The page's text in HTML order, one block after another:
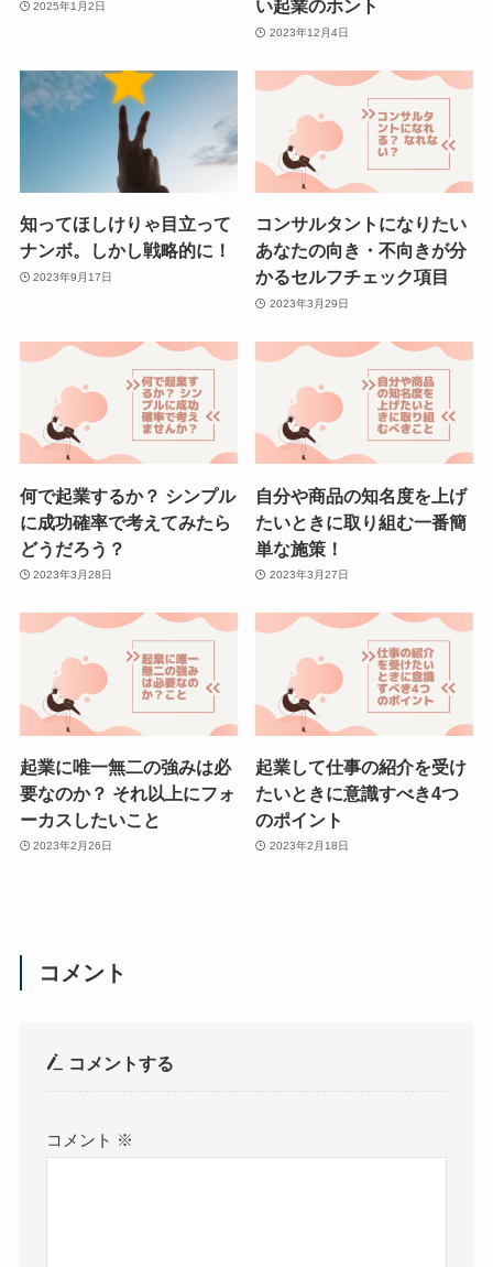
2025年1月2日
い起業のホント
2023年12月4日
知ってほしけりゃ目立って
ナンボ。しかし戦略的に！
2023年9月17日
コンサルタントになりたい
あなたの向き・不向きが分
かるセルフチェック項目
2023年3月29日
何で起業するか？ シンプル
に成功確率で考えてみたら
どうだろう？
2023年3月28日
自分や商品の知名度を上げ
たいときに取り組む一番簡
単な施策！
2023年3月27日
起業に唯一無二の強みは必
要なのか？ それ以上にフォ
ーカスしたいこと
2023年2月26日
起業して仕事の紹介を受け
たいときに意識すべき4つ
のポイント
2023年2月18日
コメント
コメントする
コメント ※